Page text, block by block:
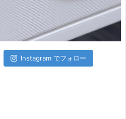
Instagram でフォロー